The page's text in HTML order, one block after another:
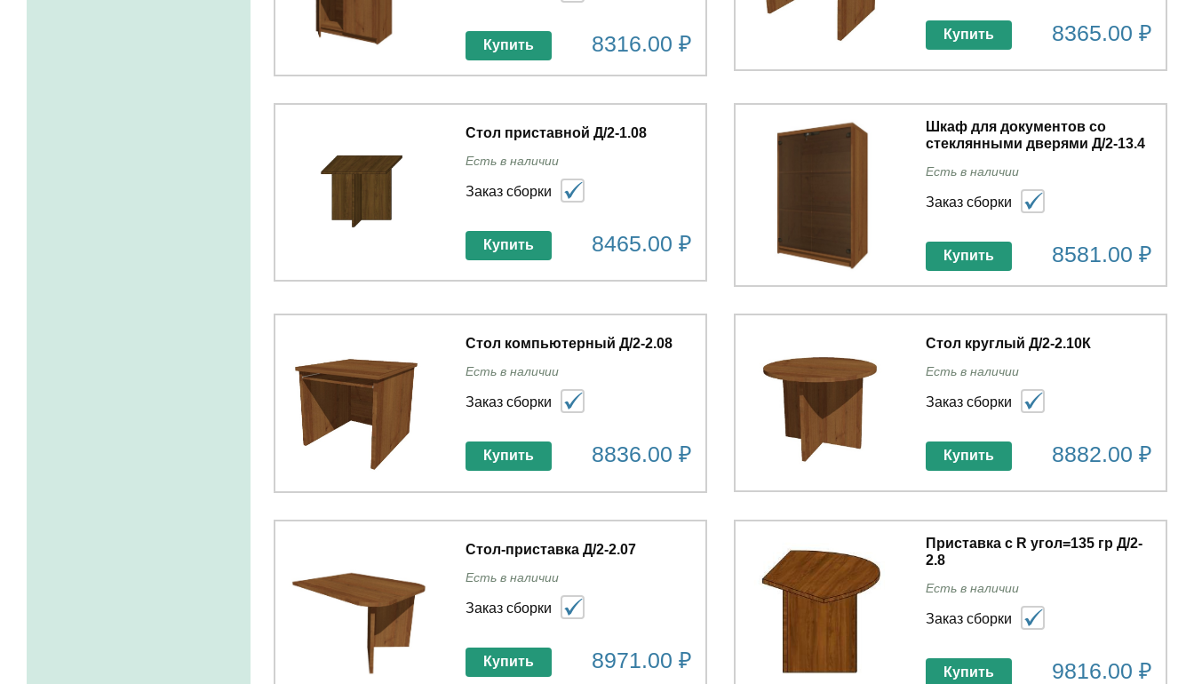
8316.00 ₽
Купить 8365.00 ₽
Купить
Стол приставной Д/2-1.08
Есть в наличии
Заказ сборки
8465.00 ₽
Купить
Шкаф для документов со
стеклянными дверями Д/2-13.4
Есть в наличии
Заказ сборки
8581.00 ₽
Купить
Стол компьютерный Д/2-2.08
Есть в наличии
Заказ сборки
8836.00 ₽
Купить
Стол круглый Д/2-2.10К
Есть в наличии
Заказ сборки
8882.00 ₽
Купить
Стол-приставка Д/2-2.07
Есть в наличии
Заказ сборки
8971.00 ₽
Купить
Приставка с R угол=135 гр Д/2-
2.8
Есть в наличии
Заказ сборки
9816.00 ₽
Купить